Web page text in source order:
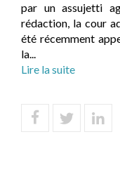
par un assujetti
rédaction, la cour
été récemment
la...
Lire la suite